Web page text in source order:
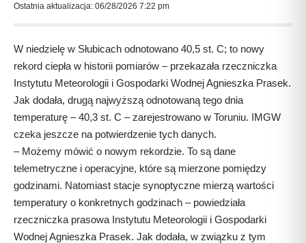
Ostatnia aktualizacja: 06/28/2026 7:22 pm
W niedzielę w Słubicach odnotowano 40,5 st. C; to nowy
rekord ciepła w historii pomiarów – przekazała rzeczniczka
Instytutu Meteorologii i Gospodarki Wodnej Agnieszka Prasek.
Jak dodała, drugą najwyższą odnotowaną tego dnia
temperaturę – 40,3 st. C – zarejestrowano w Toruniu. IMGW
czeka jeszcze na potwierdzenie tych danych.
– Możemy mówić o nowym rekordzie. To są dane
telemetryczne i operacyjne, które są mierzone pomiędzy
godzinami. Natomiast stacje synoptyczne mierzą wartości
temperatury o konkretnych godzinach – powiedziała
rzeczniczka prasowa Instytutu Meteorologii i Gospodarki
Wodnej Agnieszka Prasek. Jak dodała, w związku z tym